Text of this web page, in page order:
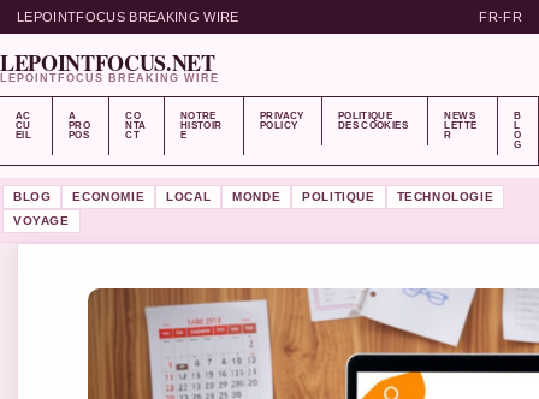
LEPOINTFOCUS BREAKING WIRE FR-FR
LEPOINTFOCUS.NET
LEPOINTFOCUS BREAKING WIRE
AC
CU
EIL
A
PRO
POS
CO
NTA
CT
NOTRE
HISTOIR
E
PRIVACY
POLICY
POLITIQUE
DES COOKIES
NEWS
LETTE
R
B
L
O
G
BLOG ECONOMIE LOCAL MONDE POLITIQUE
TECHNOLOGIE
VOYAGE